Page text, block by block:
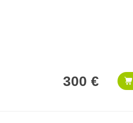
300 €